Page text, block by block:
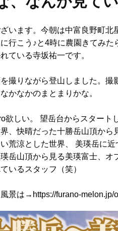
います。今朝は中富良野町
行こう♪と4時に農園きてみ
ている寺坂祐一です。
撮りながら登山しました。撮
かなかのまとまりかな。
欲しい。 望岳台からスタート
、快晴だった十勝岳山頂から
荒涼とした世界、 美瑛岳に
岳山頂から見る美瑛富士、
いるスタッフ（笑）
景は→https://furano-melon.jp/